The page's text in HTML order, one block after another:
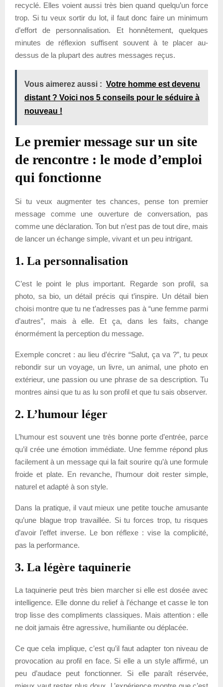
recyclé. Elles voient aussi très bien quand quelqu’un force
trop. Si tu veux sortir du lot, il faut donc faire un minimum
d’effort de personnalisation. Et honnêtement, quelques
minutes de réflexion suffisent souvent à te placer au-
dessus de la plupart des autres messages reçus.
Vous aimerez aussi : Votre homme est devenu
distant ? Voici nos 5 conseils pour le séduire à
nouveau !
Le premier message sur un site
de rencontre : le mode d’emploi
qui fonctionne
Si tu veux augmenter tes chances, pense ton premier
message comme une ouverture de conversation, pas
comme une déclaration. Ton but n’est pas de tout dire, mais
de lancer un échange simple, vivant et un peu intrigant.
1. La personnalisation
C’est le point le plus important. Regarde son profil, sa
photo, sa bio, un détail précis qui t’inspire. Un détail bien
choisi montre que tu ne t’adresses pas à “une femme parmi
d’autres”, mais à elle. Et ça, dans les faits, change
énormément la perception du message.
Exemple concret : au lieu d’écrire “Salut, ça va ?”, tu peux
rebondir sur un voyage, un livre, un animal, une photo en
extérieur, une passion ou une phrase de sa description. Tu
montres ainsi que tu as lu son profil et que tu sais observer.
2. L’humour léger
L’humour est souvent une très bonne porte d’entrée, parce
qu’il crée une émotion immédiate. Une femme répond plus
facilement à un message qui la fait sourire qu’à une formule
froide et plate. En revanche, l’humour doit rester simple,
naturel et adapté à son style.
Dans la pratique, il vaut mieux une petite touche amusante
qu’une blague trop travaillée. Si tu forces trop, tu risques
d’avoir l’effet inverse. Le bon réflexe : vise la complicité,
pas la performance.
3. La légère taquinerie
La taquinerie peut très bien marcher si elle est dosée avec
intelligence. Elle donne du relief à l’échange et casse le ton
trop lisse des compliments classiques. Mais attention : elle
ne doit jamais être agressive, humiliante ou déplacée.
Ce que cela implique, c’est qu’il faut adapter ton niveau de
provocation au profil en face. Si elle a un style affirmé, un
peu d’audace peut fonctionner. Si elle paraît réservée,